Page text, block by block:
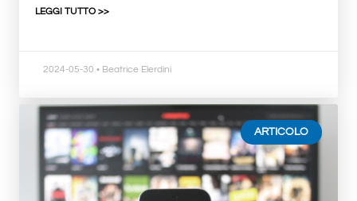
LEGGI TUTTO >>
2024-05-30 • Beatrice Elerdini
ARTICOLO